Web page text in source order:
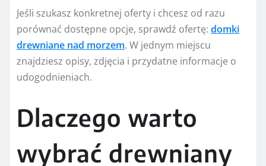
Jeśli szukasz konkretnej oferty i chcesz od razu
porównać dostępne opcje, sprawdź ofertę: domki
drewniane nad morzem. W jednym miejscu
znajdziesz opisy, zdjęcia i przydatne informacje o
udogodnieniach.
Dlaczego warto
wybrać drewniany